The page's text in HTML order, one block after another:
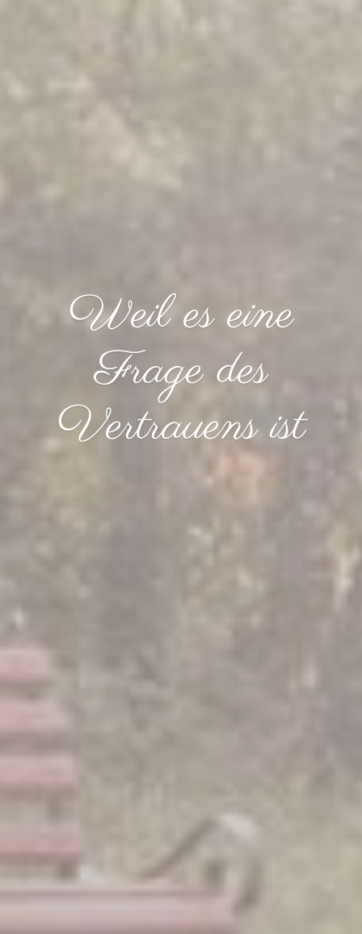
Weil es eine
Frage des
Vertrauens ist